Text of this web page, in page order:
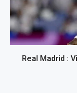
Real Madrid :